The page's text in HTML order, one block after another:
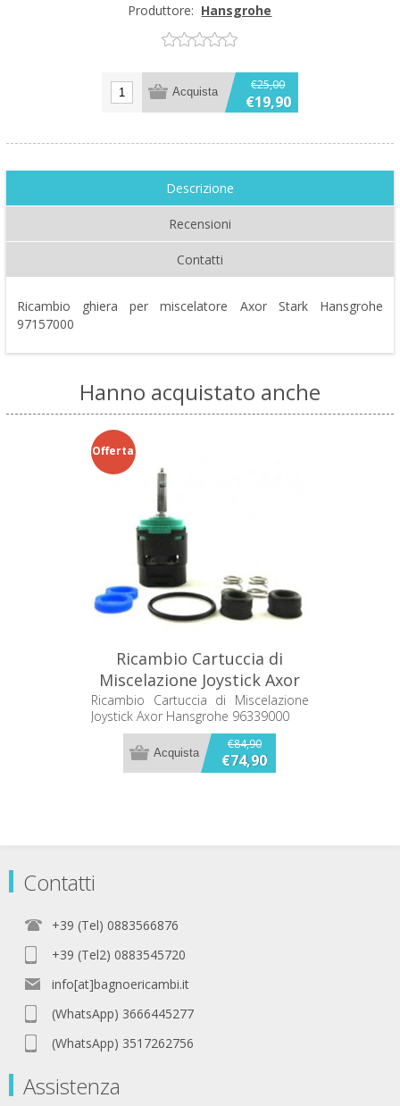
Produttore: Hansgrohe
€25,00
€19,90
Descrizione
Recensioni
Contatti
Ricambio ghiera per miscelatore Axor Stark Hansgrohe
97157000
Hanno acquistato anche
Offerta
Ricambio Cartuccia di
Miscelazione Joystick Axor
Hansgrohe 96339000
Ricambio Cartuccia di Miscelazione
Joystick Axor Hansgrohe 96339000
€84,90
€74,90
Contatti
+39 (Tel) 0883566876
+39 (Tel2) 0883545720
info[at]bagnoericambi.it
(WhatsApp) 3666445277
(WhatsApp) 3517262756
Assistenza